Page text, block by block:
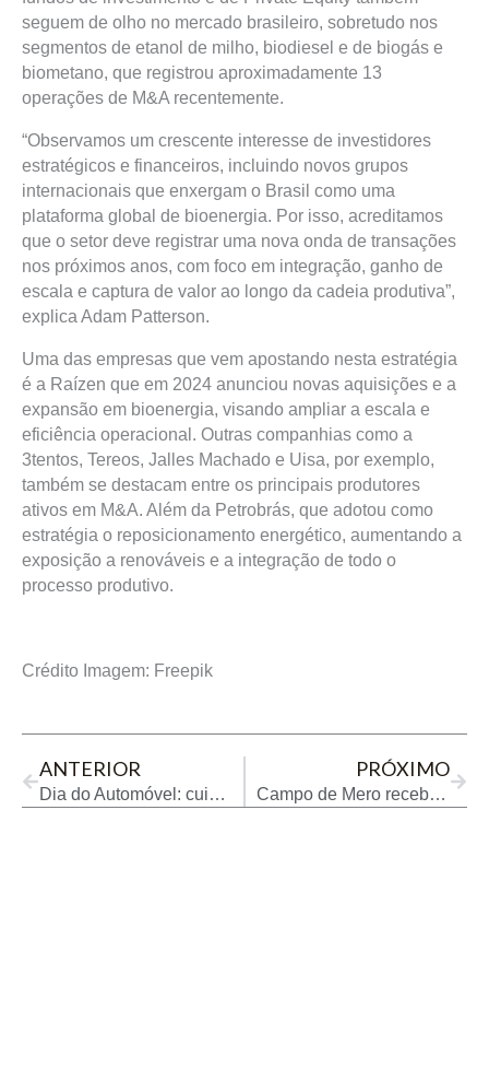
seguem de olho no mercado brasileiro, sobretudo nos
segmentos de etanol de milho, biodiesel e de biogás e
biometano, que registrou aproximadamente 13
operações de M&A recentemente.
“Observamos um crescente interesse de investidores
estratégicos e financeiros, incluindo novos grupos
internacionais que enxergam o Brasil como uma
plataforma global de bioenergia. Por isso, acreditamos
que o setor deve registrar uma nova onda de transações
nos próximos anos, com foco em integração, ganho de
escala e captura de valor ao longo da cadeia produtiva”,
explica Adam Patterson.
Uma das empresas que vem apostando nesta estratégia
é a Raízen que em 2024 anunciou novas aquisições e a
expansão em bioenergia, visando ampliar a escala e
eficiência operacional. Outras companhias como a
3tentos, Tereos, Jalles Machado e Uisa, por exemplo,
também se destacam entre os principais produtores
ativos em M&A. Além da Petrobrás, que adotou como
estratégia o reposicionamento energético, aumentando a
exposição a renováveis e a integração de todo o
processo produtivo.
Crédito Imagem: Freepik
ANTERIOR
Dia do Automóvel: cuidados para economizar e preservar o carro
PRÓXIMO
Campo de Mero recebe tecnologia inédita de monitoramento